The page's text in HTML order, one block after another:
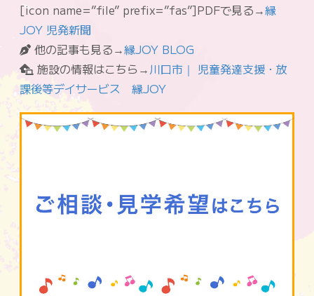
[icon name=”file” prefix=”fas”]PDFで見る→縁
JOY 児発新聞
他の記事も見る→縁JOY BLOG
施設の情報はこちら→ 川口市｜ 児童発達支援・放
課後等デイサービス 縁JOY